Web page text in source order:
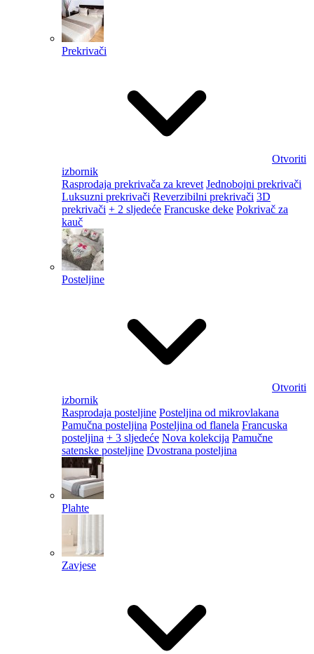
Prekrivači
Otvoriti
izbornik
Rasprodaja prekrivača za krevet Jednobojni prekrivači
Luksuzni prekrivači Reverzibilni prekrivači 3D
prekrivači + 2 sljedeće Francuske deke Pokrivač za
kauč
Posteljine
Otvoriti
izbornik
Rasprodaja posteljine Posteljina od mikrovlakana
Pamučna posteljina Posteljina od flanela Francuska
posteljina + 3 sljedeće Nova kolekcija Pamučne
satenske posteljine Dvostrana posteljina
Plahte
Zavjese